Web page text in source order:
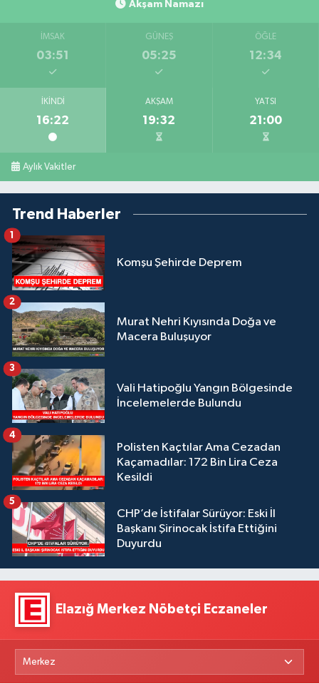
Akşam Namazı
İMSAK
03:51
GÜNEŞ
05:25
ÖĞLE
12:34
İKINDI
16:22
AKŞAM
19:32
YATSI
21:00
Aylık Vakitler
Trend Haberler
Komşu Şehirde Deprem
1
Murat Nehri Kıyısında Doğa ve
Macera Buluşuyor
2
Vali Hatipoğlu Yangın Bölgesinde
İncelemelerde Bulundu
3
Polisten Kaçtılar Ama Cezadan
Kaçamadılar: 172 Bin Lira Ceza
Kesildi
4
CHP’de İstifalar Sürüyor: Eski İl
Başkanı Şirinocak İstifa Ettiğini
Duyurdu
5
Elazığ Merkez Nöbetçi Eczaneler